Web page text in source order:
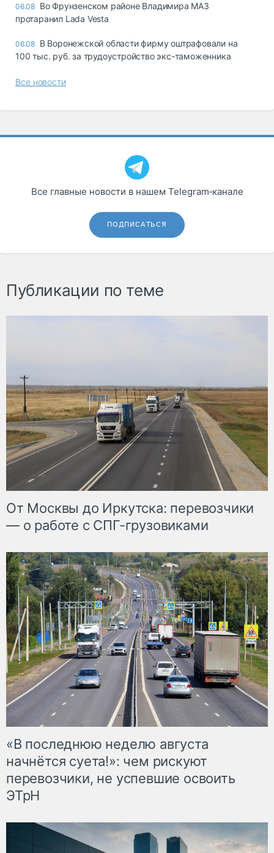
06.08 Во Фрунзенском районе Владимира МАЗ
протаранил Lada Vesta
06.08 В Воронежской области фирму оштрафовали на
100 тыс. руб. за трудоустройство экс-таможенника
Все новости
Все главные новости в нашем Telegram‑канале
ПОДПИСАТЬСЯ
Публикации по теме
От Москвы до Иркутска: перевозчики
— о работе с СПГ-грузовиками
«В последнюю неделю августа
начнётся суета!»: чем рискуют
перевозчики, не успевшие освоить
ЭТрН